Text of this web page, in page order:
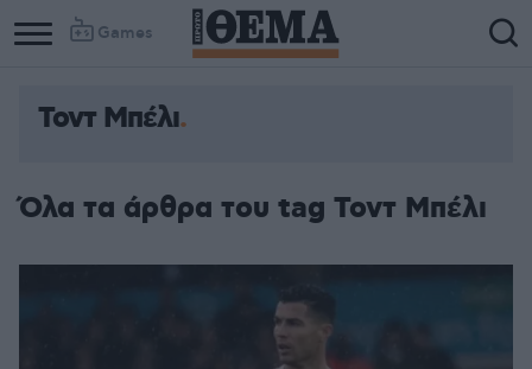
Games
Τοντ Μπέλι
Όλα τα άρθρα του tag Τοντ Μπέλι